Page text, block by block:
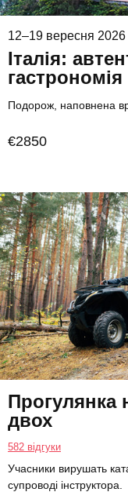
12–19 вересня 2026
Італія:
гастрономія
Подорож, наповнена
€2850
Прогулянка
двох
582 відгуки
Учасники вирушать
супроводі інструктора.